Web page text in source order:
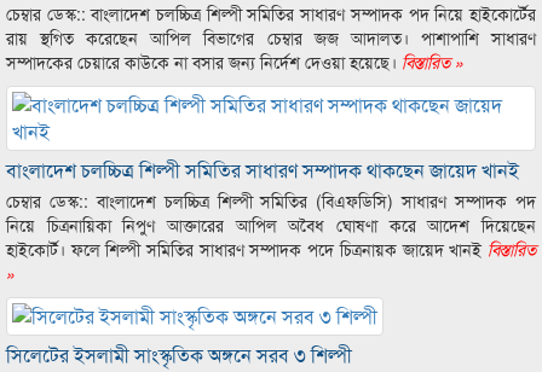
চেম্বার ডেস্ক:: বাংলাদেশ চলচ্চিত্র শিল্পী সমিতির সাধারণ সম্পাদক পদ নিয়ে হাইকোর্টের
রায় স্থগিত করেছেন আপিল বিভাগের চেম্বার জজ আদালত। পাশাপাশি সাধারণ
সম্পাদকের চেয়ারে কাউকে না বসার জন্য নির্দেশ দেওয়া হয়েছে। বিস্তারিত »
বাংলাদেশ চলচ্চিত্র শিল্পী সমিতির সাধারণ সম্পাদক থাকছেন জায়েদ খানই
চেম্বার ডেস্ক:: বাংলাদেশ চলচ্চিত্র শিল্পী সমিতির (বিএফডিসি) সাধারণ সম্পাদক পদ
নিয়ে চিত্রনায়িকা নিপুণ আক্তারের আপিল অবৈধ ঘোষণা করে আদেশ দিয়েছেন
হাইকোর্ট। ফলে শিল্পী সমিতির সাধারণ সম্পাদক পদে চিত্রনায়ক জায়েদ খানইবিস্তারিত
»
সিলেটের ইসলামী সাংস্কৃতিক অঙ্গনে সরব ৩ শিল্পী